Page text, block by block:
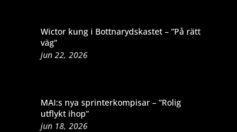
Wictor kung i Bottnarydskastet – ”På rätt
väg”
jun 22, 2026
MAI:s nya sprinterkompisar – ”Rolig
utflykt ihop”
jun 18, 2026